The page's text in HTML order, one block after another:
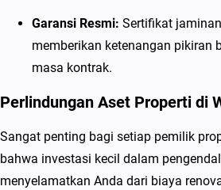
a
r
a
n
Garansi Resmi: Sertifikat
memberikan ketenangan pikiran
masa kontrak.
Perlindungan Aset Properti di
Sangat penting bagi setiap pemilik
bahwa investasi kecil dalam
menyelamatkan Anda dari biaya